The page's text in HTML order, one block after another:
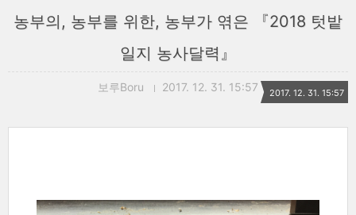
농부의, 농부를 위한, 농부가 엮은 『2018 텃밭
일지 농사달력』
보루Boru 2017. 12. 31. 15:57 2017. 12. 31. 15:57